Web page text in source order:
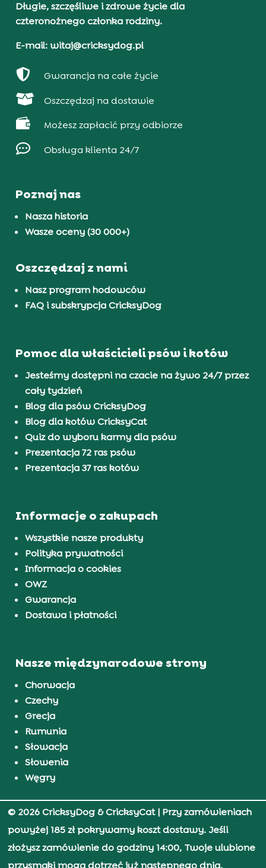
Długie, szczęśliwe i zdrowe życie dla
czteronożnego członka rodziny.
E-mail: witaj@cricksydog.pl
 Gwarancja na całe życie
 Oszczędzaj na dostawie
 Możesz zapłacić przy odbiorze
 Obsługa klienta 24/7
Poznaj nas
Nasza historia
Wasze oceny (30 000+)
Oszczędzaj z nami
Nasz program hodowców
FAQ i subskrypcja CricksyDog
Pomoc dla właścicieli psów i kotów
Jesteśmy dostępni na czacie na żywo 24/7 przez
cały tydzień
Blog dla psów CricksyDog
Blog dla kotów CricksyCat
Quiz do wyboru karmy dla psów
Prezentacja 72 ras psów
Prezentacja 37 ras kotów
Informacje o zakupach
Wszystkie nasze produkty
Polityka prywatności
Informacja o cookies
OWZ
Gwarancja
Dostawa i płatności
Nasze międzynarodowe strony
Chorwacja
Czechy
Grecja
Rumunia
Słowacja
Słowenia
Węgry
© 2026 CricksyDog & CricksyCat| Przy zamówieniach
powyżej 185 zł pokrywamy koszt dostawy. Jeśli
złożysz zamówienie do godziny 14:00, Twoje ulubione
przysmaki mogą dotrzeć już następnego dnia.